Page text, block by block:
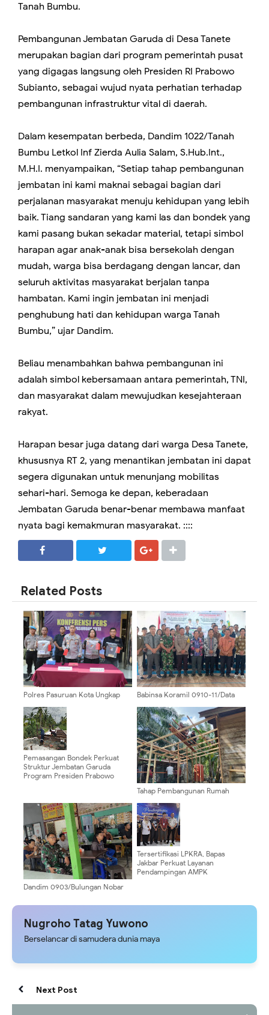
Tanah Bumbu.
Pembangunan Jembatan Garuda di Desa Tanete
merupakan bagian dari program pemerintah pusat
yang digagas langsung oleh Presiden RI Prabowo
Subianto, sebagai wujud nyata perhatian terhadap
pembangunan infrastruktur vital di daerah.
Dalam kesempatan berbeda, Dandim 1022/Tanah
Bumbu Letkol Inf Zierda Aulia Salam, S.Hub.Int.,
M.H.I. menyampaikan, “Setiap tahap pembangunan
jembatan ini kami maknai sebagai bagian dari
perjalanan masyarakat menuju kehidupan yang lebih
baik. Tiang sandaran yang kami las dan bondek yang
kami pasang bukan sekadar material, tetapi simbol
harapan agar anak-anak bisa bersekolah dengan
mudah, warga bisa berdagang dengan lancar, dan
seluruh aktivitas masyarakat berjalan tanpa
hambatan. Kami ingin jembatan ini menjadi
penghubung hati dan kehidupan warga Tanah
Bumbu,” ujar Dandim.
Beliau menambahkan bahwa pembangunan ini
adalah simbol kebersamaan antara pemerintah, TNI,
dan masyarakat dalam mewujudkan kesejahteraan
rakyat.
Harapan besar juga datang dari warga Desa Tanete,
khususnya RT 2, yang menantikan jembatan ini dapat
segera digunakan untuk menunjang mobilitas
sehari-hari. Semoga ke depan, keberadaan
Jembatan Garuda benar-benar membawa manfaat
nyata bagi kemakmuran masyarakat. ::::
Related Posts
Polres Pasuruan Kota Ungkap
Diamankan, Dua Kendaraan
Korban Berhasil Dikembalikan
Babinsa Koramil 0910-11/Data
Wujudkan Sinergi Pembangunan
Desa
Pemasangan Bondek Perkuat
Struktur Jembatan Garuda
Program Presiden Prabowo
Tahap Pembangunan Rumah
Pembuatan Kerangka
‎Dandim 0903/Bulungan Nobar
Masyarakat di Tanjung Kuliner ‎
Tersertifikasi LPKRA, Bapas
Jakbar Perkuat Layanan
Pendampingan AMPK
Nugroho Tatag Yuwono
Berselancar di samudera dunia maya
Next Post